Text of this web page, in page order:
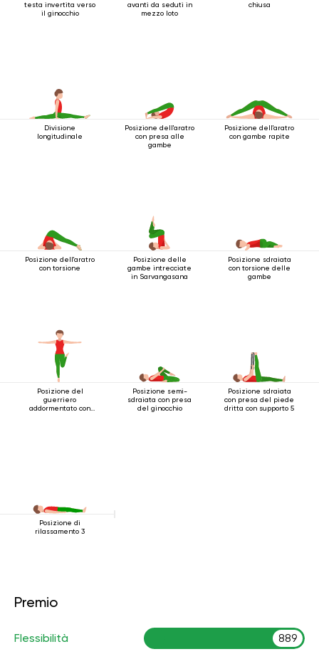
testa invertita verso
il ginocchio
avanti da seduti in
mezzo loto
chiusa
Divisione
longitudinale
Posizione dell'aratro
con presa alle
gambe
Posizione dell'aratro
con gambe rapite
Posizione dell'aratro
con torsione
Posizione delle
gambe intrecciate
in Sarvangasana
Posizione sdraiata
con torsione delle
gambe
Posizione del
guerriero
addormentato con
Posizione semi-
sdraiata con presa
del ginocchio
Posizione sdraiata
con presa del piede
dritta con supporto 5
Posizione di
rilassamento 3
Premio
Flessibilità 889